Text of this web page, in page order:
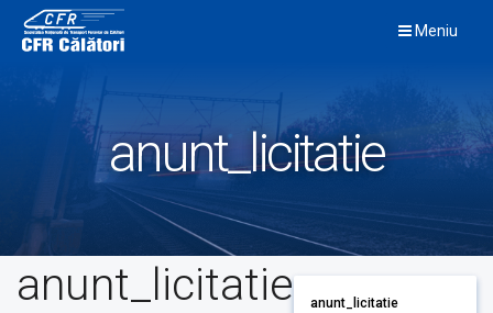
content
Meniu
anunt_licitatie
anunt_licitatie anunt_licitatie